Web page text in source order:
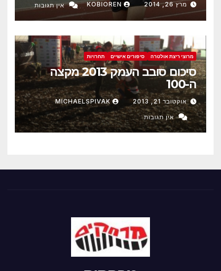
מרץ 26, 2014 KOBIOREN אין תגובות
מרוצי ריצת אולטרה סיפורים אישיים תחרויות
סיכום סובב העמק 2013 מקצה
ה-100
אוקטובר 21, 2013 MICHAELSPIVAK
אין תגובות